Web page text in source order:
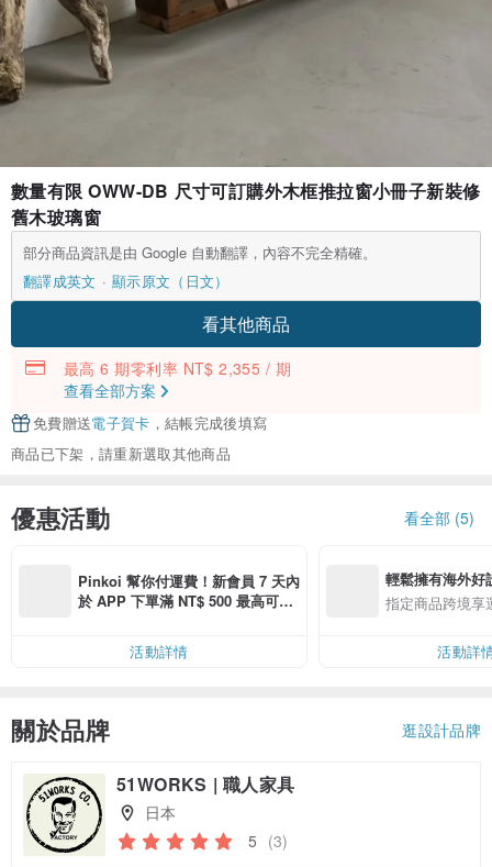
數量有限 OWW-DB 尺寸可訂購外木框推拉窗小冊子新裝修
舊木玻璃窗
部分商品資訊是由 Google 自動翻譯，內容不完全精確。
翻譯成英文
顯示原文（日文）
看其他商品
最高 6 期零利率 NT$ 2,355 / 期
查看全部方案
免費贈送電子賀卡 ，結帳完成後填寫
商品已下架，請重新選取其他商品
優惠活動 看全部 (5)
Pinkoi 幫你付運費！新會員 7 天內
於 APP 下單滿 NT$ 500 最高可折
活動詳情
輕鬆擁有海外好
指定商品跨境享
活動詳
關於品牌 逛設計品牌
51WORKS | 職人家具
日本
5 (3)